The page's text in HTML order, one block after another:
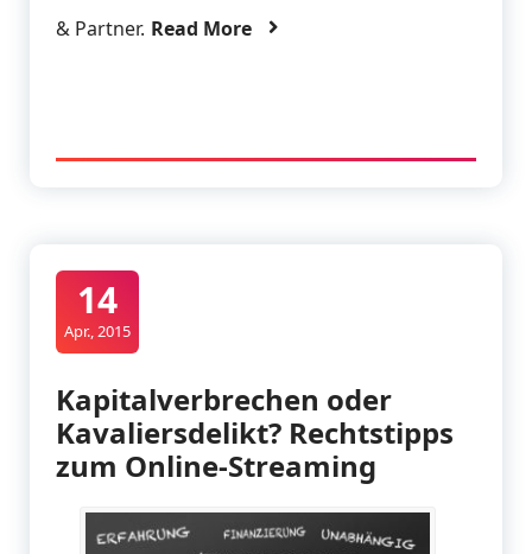
& Partner. Read More
14
Apr., 2015
Kapitalverbrechen oder
Kavaliersdelikt? Rechtstipps
zum Online-Streaming